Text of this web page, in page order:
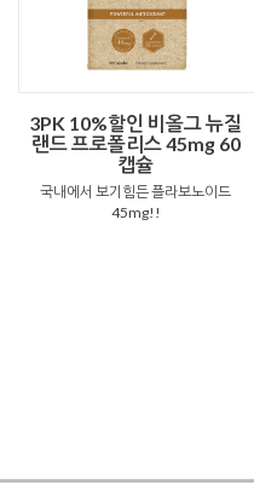
3PK 10%할인 비올그 뉴질
랜드 프로폴리스 45mg 60
캡슐
국내에서 보기힘든 플라보노이드
45mg!!